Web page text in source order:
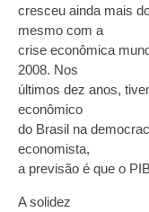
cresceu ainda mais
mesmo com a
crise econômica
2008. Nos
últimos dez anos,
econômico
do Brasil na
economista,
a previsão é que o
A solidez